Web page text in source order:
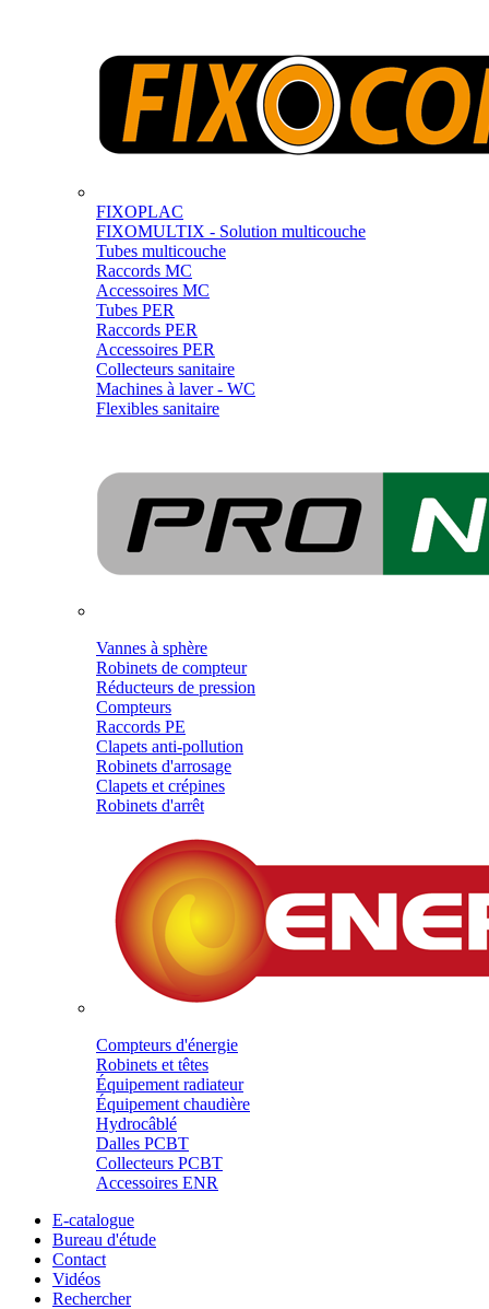
FIXOPLAC
FIXOMULTIX - Solution multicouche
Tubes multicouche
Raccords MC
Accessoires MC
Tubes PER
Raccords PER
Accessoires PER
Collecteurs sanitaire
Machines à laver - WC
Flexibles sanitaire
Vannes à sphère
Robinets de compteur
Réducteurs de pression
Compteurs
Raccords PE
Clapets anti-pollution
Robinets d'arrosage
Clapets et crépines
Robinets d'arrêt
Compteurs d'énergie
Robinets et têtes
Équipement radiateur
Équipement chaudière
Hydrocâblé
Dalles PCBT
Collecteurs PCBT
Accessoires ENR
E-catalogue
Bureau d'étude
Contact
Vidéos
Rechercher